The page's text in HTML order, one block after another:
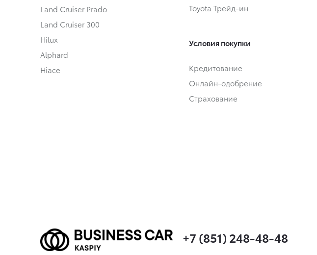
Land Cruiser Prado
Land Cruiser 300
Hilux
Alphard
Hiace
Toyota Трейд-ин
Условия покупки
Кредитование
Онлайн-одобрение
Страхование
+7 (851) 248-48-48